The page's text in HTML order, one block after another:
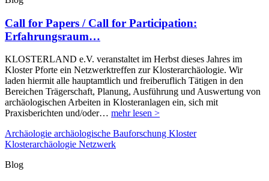
Call for Papers / Call for Participation:
Erfahrungsraum…
KLOSTERLAND e.V. veranstaltet im Herbst dieses Jahres im
Kloster Pforte ein Netzwerktreffen zur Klosterarchäologie. Wir
laden hiermit alle hauptamtlich und freiberuflich Tätigen in den
Bereichen Trägerschaft, Planung, Ausführung und Auswertung von
archäologischen Arbeiten in Klosteranlagen ein, sich mit
Praxisberichten und/oder… mehr lesen >
Archäologie archäologische Bauforschung Kloster
Klosterarchäologie Netzwerk
Blog